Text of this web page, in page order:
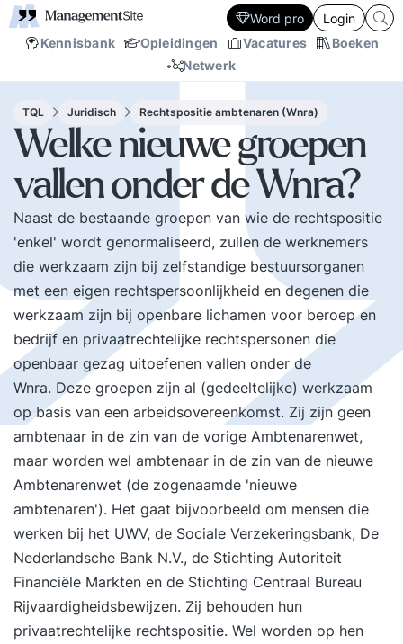
Kennisbank Opleidingen Vacatures
Boeken
Netwerk
Word pro Login
TQL Juridisch Rechtspositie ambtenaren (Wnra)
Welke nieuwe groepen
vallen onder de Wnra?
Naast de bestaande groepen van wie de rechtspositie
'enkel' wordt genormaliseerd, zullen de werknemers
die werkzaam zijn bij zelfstandige bestuursorganen
met een eigen rechtspersoonlijkheid en degenen die
werkzaam zijn bij openbare lichamen voor beroep en
bedrijf en privaatrechtelijke rechtspersonen die
openbaar gezag uitoefenen vallen onder de
Wnra. Deze groepen zijn al (gedeeltelijke) werkzaam
op basis van een arbeidsovereenkomst. Zij zijn geen
ambtenaar in de zin van de vorige Ambtenarenwet,
maar worden wel ambtenaar in de zin van de nieuwe
Ambtenarenwet (de zogenaamde 'nieuwe
ambtenaren'). Het gaat bijvoorbeeld om mensen die
werken bij het UWV, de Sociale Verzekeringsbank, De
Nederlandsche Bank N.V., de Stichting Autoriteit
Financiële Markten en de Stichting Centraal Bureau
Rijvaardigheidsbewijzen. Zij behouden hun
privaatrechtelijke rechtspositie. Wel worden op hen